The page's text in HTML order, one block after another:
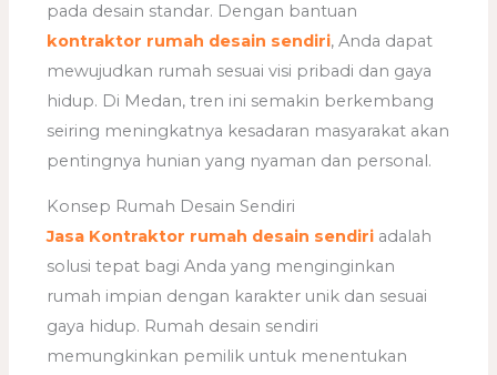
pada desain standar. Dengan bantuan
kontraktor rumah desain sendiri, Anda dapat
mewujudkan rumah sesuai visi pribadi dan gaya
hidup. Di Medan, tren ini semakin berkembang
seiring meningkatnya kesadaran masyarakat akan
pentingnya hunian yang nyaman dan personal.
Konsep Rumah Desain Sendiri
Jasa Kontraktor rumah desain sendiri adalah
solusi tepat bagi Anda yang menginginkan
rumah impian dengan karakter unik dan sesuai
gaya hidup. Rumah desain sendiri
memungkinkan pemilik untuk menentukan